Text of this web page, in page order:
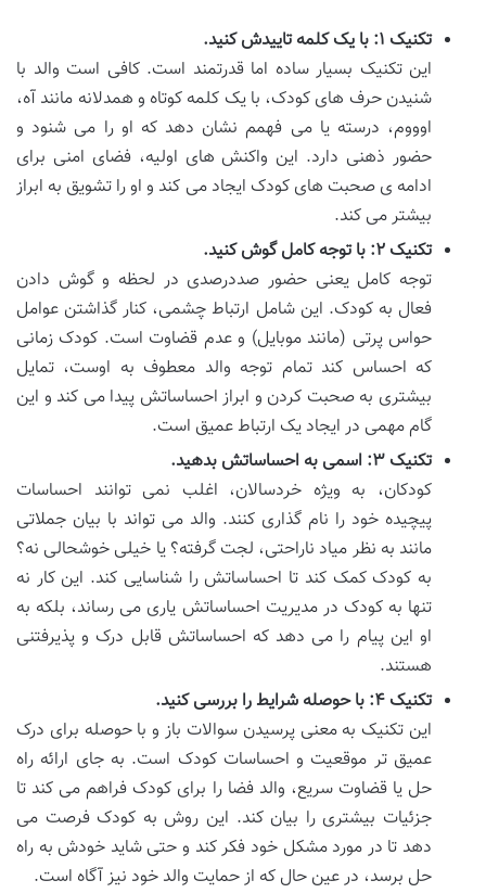
تکنیک ۱: با یک کلمه تاییدش کنید.
این تکنیک بسیار ساده اما قدرتمند است. کافی است والد با
شنیدن حرف های کودک، با یک کلمه کوتاه و همدلانه مانند آه،
اوووم، درسته یا می فهمم نشان دهد که او را می شنود و
حضور ذهنی دارد. این واکنش های اولیه، فضای امنی برای
ادامه ی صحبت های کودک ایجاد می کند و او را تشویق به ابراز
بیشتر می کند.
تکنیک ۲: با توجه کامل گوش کنید.
توجه کامل یعنی حضور صددرصدی در لحظه و گوش دادن
فعال به کودک. این شامل ارتباط چشمی، کنار گذاشتن عوامل
حواس پرتی (مانند موبایل) و عدم قضاوت است. کودک زمانی
که احساس کند تمام توجه والد معطوف به اوست، تمایل
بیشتری به صحبت کردن و ابراز احساساتش پیدا می کند و این
گام مهمی در ایجاد یک ارتباط عمیق است.
تکنیک ۳: اسمی به احساساتش بدهید.
کودکان، به ویژه خردسالان، اغلب نمی توانند احساسات
پیچیده خود را نام گذاری کنند. والد می تواند با بیان جملاتی
مانند به نظر میاد ناراحتی، لجت گرفته؟ یا خیلی خوشحالی نه؟
به کودک کمک کند تا احساساتش را شناسایی کند. این کار نه
تنها به کودک در مدیریت احساساتش یاری می رساند، بلکه به
او این پیام را می دهد که احساساتش قابل درک و پذیرفتنی
هستند.
تکنیک ۴: با حوصله شرایط را بررسی کنید.
این تکنیک به معنی پرسیدن سوالات باز و با حوصله برای درک
عمیق تر موقعیت و احساسات کودک است. به جای ارائه راه
حل یا قضاوت سریع، والد فضا را برای کودک فراهم می کند تا
جزئیات بیشتری را بیان کند. این روش به کودک فرصت می
دهد تا در مورد مشکل خود فکر کند و حتی شاید خودش به راه
حل برسد، در عین حال که از حمایت والد خود نیز آگاه است.